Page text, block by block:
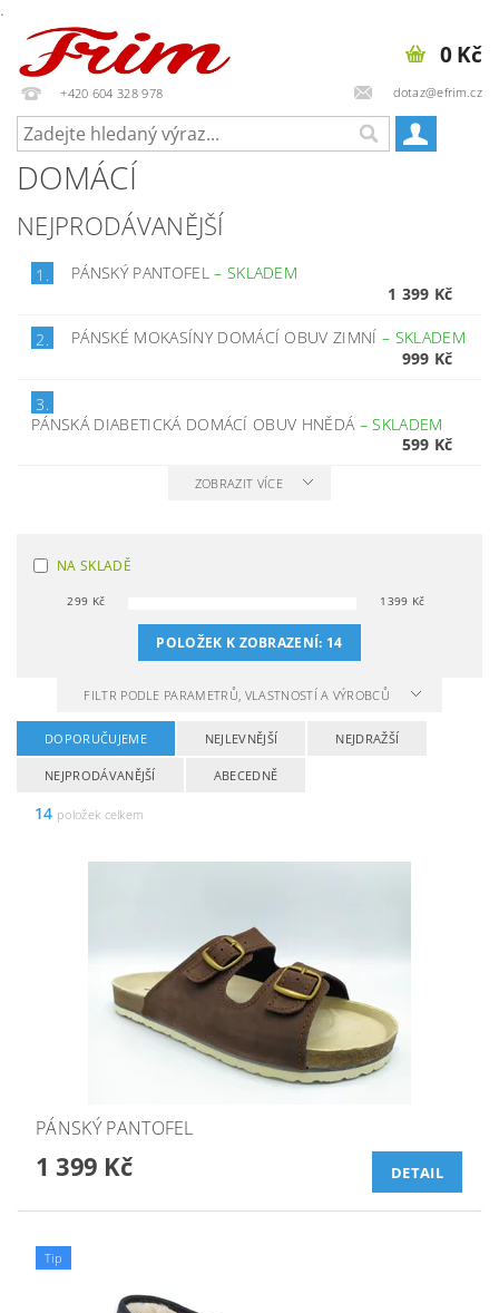
.
+420 604 328 978 dotaz@efrim.cz
0 Kč
DOMÁCÍ
NEJPRODÁVANĚJŠÍ
1. PÁNSKÝ PANTOFEL– SKLADEM
1 399 Kč
2. PÁNSKÉ MOKASÍNY DOMÁCÍ OBUV ZIMNÍ– SKLADEM
999 Kč
3.
PÁNSKÁ DIABETICKÁ DOMÁCÍ OBUV HNĚDÁ –SKLADEM
599 Kč
ZOBRAZIT VÍCE
NA SKLADĚ
299 Kč 1399 Kč
POLOŽEK K ZOBRAZENÍ: 14
FILTR PODLE PARAMETRŮ, VLASTNOSTÍ A VÝROBCŮ
DOPORUČUJEME NEJLEVNĚJŠÍ NEJDRAŽŠÍ
NEJPRODÁVANĚJŠÍ ABECEDNĚ
14 položek celkem
PÁNSKÝ PANTOFEL
1 399 Kč DETAIL
Tip